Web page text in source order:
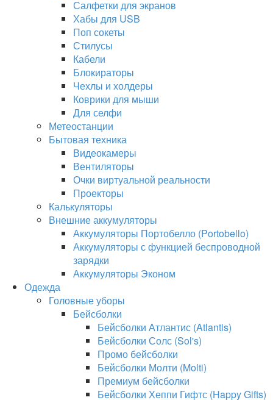
Салфетки для экранов
Хабы для USB
Поп сокеты
Стилусы
Кабели
Блокираторы
Чехлы и холдеры
Коврики для мыши
Для селфи
Метеостанции
Бытовая техника
Видеокамеры
Вентиляторы
Очки виртуальной реальности
Проекторы
Калькуляторы
Внешние аккумуляторы
Аккумуляторы Портобелло (Portobello)
Аккумуляторы с функцией беспроводной
зарядки
Аккумуляторы Эконом
Одежда
Головные уборы
Бейсболки
Бейсболки Атлантис (Atlantis)
Бейсболки Солс (Sol's)
Промо бейсболки
Бейсболки Молти (Molti)
Премиум бейсболки
Бейсболки Хеппи Гифтс (Happy Gifts)